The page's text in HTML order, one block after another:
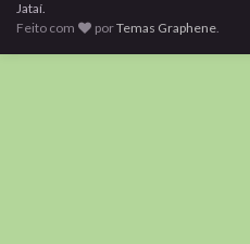
Jataí.
Feito com
porTemas Graphene.